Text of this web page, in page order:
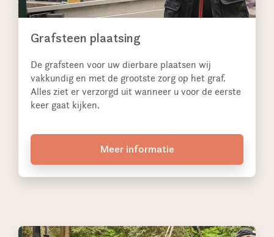
Grafsteen plaatsing
De grafsteen voor uw dierbare plaatsen wij
vakkundig en met de grootste zorg op het graf.
Alles ziet er verzorgd uit wanneer u voor de eerste
keer gaat kijken.
Meer informatie